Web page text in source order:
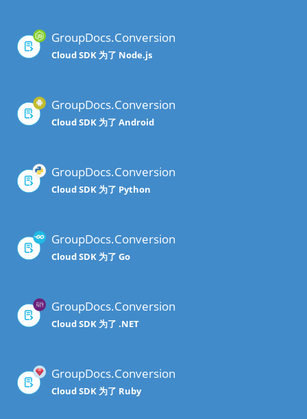
GroupDocs.Conversion
Cloud SDK 为了 Node.js
GroupDocs.Conversion
Cloud SDK 为了 Android
GroupDocs.Conversion
Cloud SDK 为了 Python
GroupDocs.Conversion
Cloud SDK 为了 Go
GroupDocs.Conversion
Cloud SDK 为了 .NET
GroupDocs.Conversion
Cloud SDK 为了 Ruby